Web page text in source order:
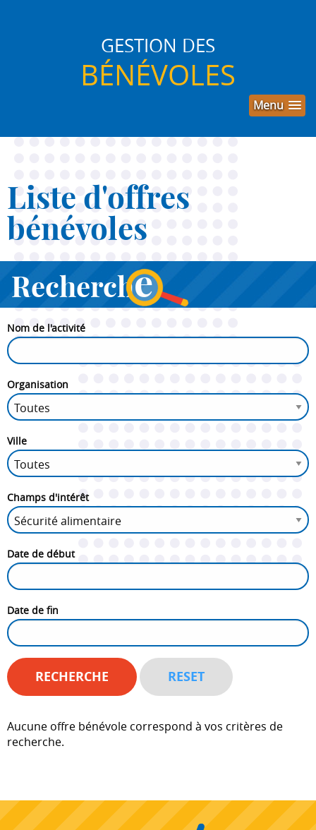
GESTION DES
BÉNÉVOLES
Menu
Liste d'offres
bénévoles
Recherche
Nom de l'activité
Organisation
Ville
Champs d'intérêt
Date de début
Date de fin
Aucune offre bénévole correspond à vos critères de
recherche.